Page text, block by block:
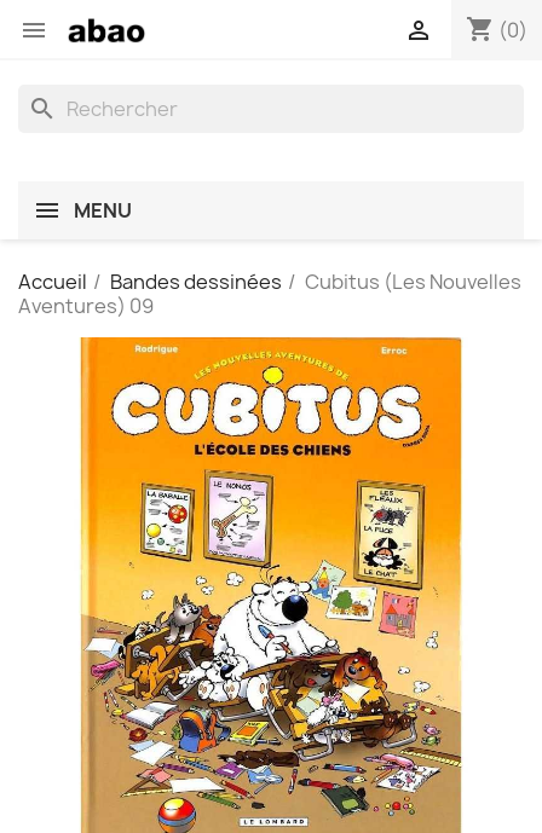
 shopping_cart (0)

search
MENU
Accueil Bandes dessinées
Cubitus (Les Nouvelles
Aventures) 09